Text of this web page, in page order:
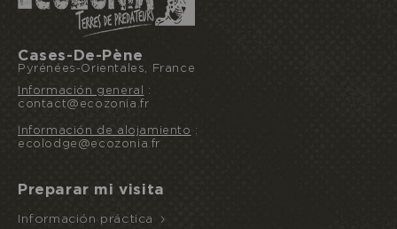
Cases-De-Pène
Pyrénées-Orientales, France
Información general
:
contact@ecozonia.fr
Información de alojamiento :
ecolodge@ecozonia.fr
Preparar mi visita
Información práctica